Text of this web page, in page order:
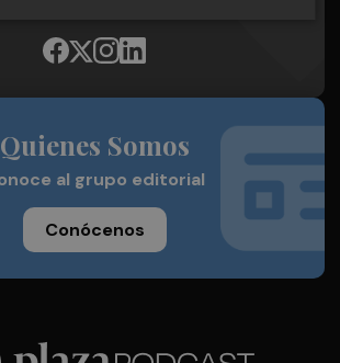
Quienes Somos
al grupo editorial
Conócenos